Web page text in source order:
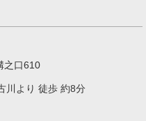
之口610
川より 徒歩 約8分